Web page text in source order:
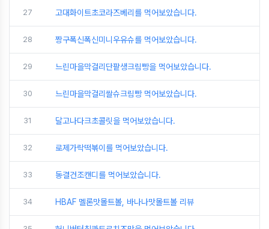
27 고대화이트초코라즈베리를 먹어보았습니다.
28 짱구폭신폭신미니우유슈를 먹어보았습니다.
29 느린마을막걸리단팥생크림빵을 먹어보았습니다.
30 느린마을막걸리쌀슈크림빵 먹어보았습니다.
31 달고나다크초콜릿을 먹어보았습니다.
32 로제가락떡볶이를 먹어보았습니다.
33 동결건조캔디를 먹어보았습니다.
34 HBAF 멜론맛몰트볼, 바나나맛몰트볼 리뷰